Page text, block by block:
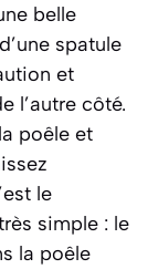
belle
spatule
et
l’autre côté.
poêle et
le
simple : le
la poêle